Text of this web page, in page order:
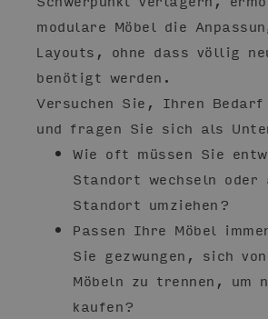
modulare Möbel die
Layouts, ohne dass völlig
benötigt werden.
Versuchen Sie, Ihren
und fragen Sie sich als
Wie oft müssen Sie
Standort wechseln oder
Standort umziehen?
Passen Ihre Möbel
Sie gezwungen, sich
Möbeln zu trennen, um
kaufen?